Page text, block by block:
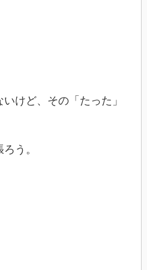
いけど、その「たった」
う。